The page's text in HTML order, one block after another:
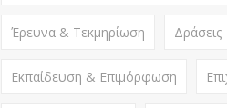
Έρευνα & Τεκμηρίωση Δράσεις
Εκπαίδευση & Επιμόρφωση